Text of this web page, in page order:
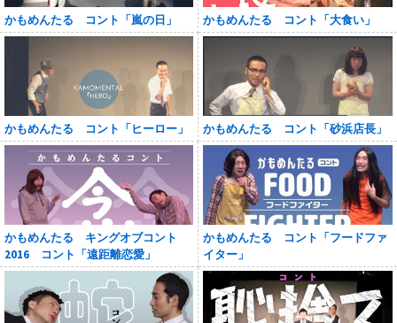
かもめんたる コント「嵐の日」 かもめんたる コント「大食い」
かもめんたる コント「ヒーロー」 かもめんたる コント「砂浜店長」
かもめんたる キングオブコント
2016 コント「遠距離恋愛」
かもめんたる コント「フードファ
イター」